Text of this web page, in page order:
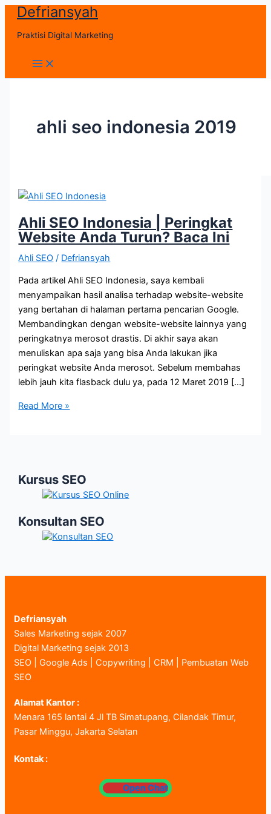
Skip
content
Defriansyah
Praktisi Digital Marketing
Main
Menu
ahli seo indonesia 2019
Ahli SEO Indonesia | Peringkat
Website Anda Turun? Baca Ini
Ahli SEO / Defriansyah
Pada artikel Ahli SEO Indonesia, saya kembali
menyampaikan hasil analisa terhadap website-website
yang bertahan di halaman pertama pencarian Google.
Membandingkan dengan website-website lainnya yang
peringkatnya merosot drastis. Di akhir saya akan
menuliskan apa saja yang bisa Anda lakukan jika
peringkat website Anda merosot. Sebelum membahas
lebih jauh kita flasback dulu ya, pada 12 Maret 2019 […]
Ahli
Website
Baca
Read More »
Kursus SEO
Konsultan SEO
Defriansyah
Sales Marketing sejak 2007
Digital Marketing sejak 2013
SEO | Google Ads | Copywriting | CRM | Pembuatan Web
SEO
Alamat Kantor :
Menara 165 lantai 4 Jl TB Simatupang, Cilandak Timur,
Pasar Minggu, Jakarta Selatan
Kontak :
Open Chat